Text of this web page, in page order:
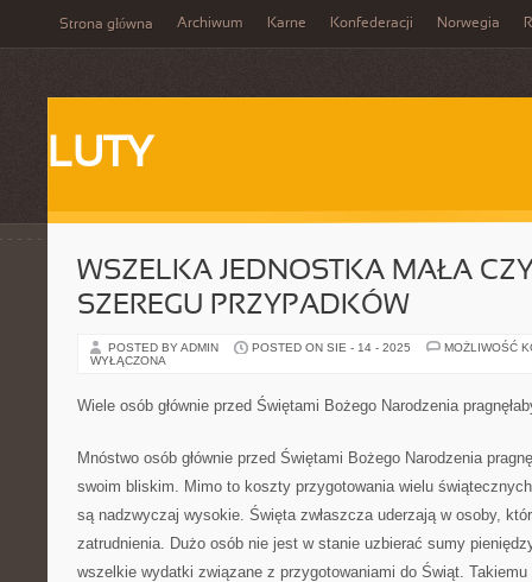
Strona główna Archiwum Karne Konfederacji Norwegia
LUTY
WSZELKA JEDNOSTKA MAŁA
SZEREGU PRZYPADKÓW
POSTED BY ADMIN POSTED ON SIE - 14 - 2025
MOŻLIWOŚĆ
WYŁĄCZONA
Wiele osób głównie przed Świętami Bożego Narodzenia
Mnóstwo osób głównie przed Świętami Bożego Narodzenia
swoim bliskim. Mimo to koszty przygotowania wielu
są nadzwyczaj wysokie. Święta zwłaszcza uderzają w osoby,
zatrudnienia. Dużo osób nie jest w stanie uzbierać sumy
wszelkie wydatki związane z przygotowaniami do Świąt. Takiemu